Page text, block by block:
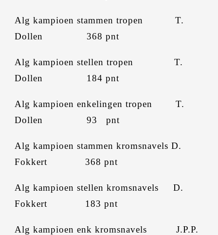
Alg kampioen stammen tropen T.
Dollen 368 pnt
Alg kampioen stellen tropen T.
Dollen 184 pnt
Alg kampioen enkelingen tropen T.
Dollen 93 pnt
Alg kampioen stammen kromsnavels D.
Fokkert 368 pnt
Alg kampioen stellen kromsnavels D.
Fokkert 183 pnt
Alg kampioen enk kromsnavels J.P.P.